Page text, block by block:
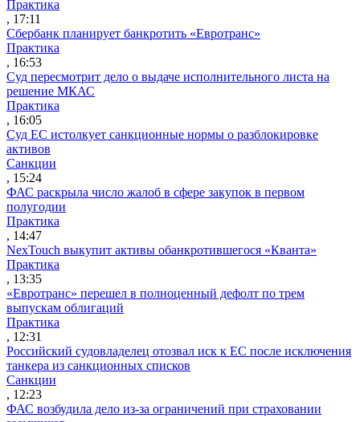
Практика
, 17:11
Сбербанк планирует банкротить «Евротранс»
Практика
, 16:53
Суд пересмотрит дело о выдаче исполнительного листа на
решение МКАС
Практика
, 16:05
Суд ЕС истолкует санкционные нормы о разблокировке
активов
Санкции
, 15:24
ФАС раскрыла число жалоб в сфере закупок в первом
полугодии
Практика
, 14:47
NexTouch выкупит активы обанкротившегося «Кванта»
Практика
, 13:35
«Евротранс» перешел в полноценный дефолт по трем
выпускам облигаций
Практика
, 12:31
Российский судовладелец отозвал иск к ЕС после исключения
танкера из санкционных списков
Санкции
, 12:23
ФАС возбудила дело из-за ограничений при страховании